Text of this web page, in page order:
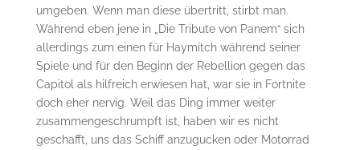
umgeben. Wenn man diese übertritt, stirbt man.
Während eben jene in „Die Tribute von Panem“ sich
allerdings zum einen für Haymitch während seiner
Spiele und für den Beginn der Rebellion gegen das
Capitol als hilfreich erwiesen hat, war sie in Fortnite
doch eher nervig. Weil das Ding immer weiter
zusammengeschrumpft ist, haben wir es nicht
geschafft, uns das Schiff anzugucken oder Motorrad